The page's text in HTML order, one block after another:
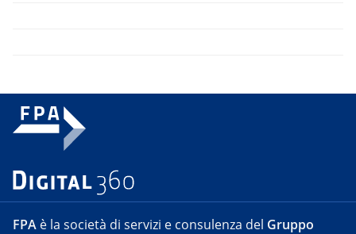
FPA è la società di servizi e consulenza del Gruppo